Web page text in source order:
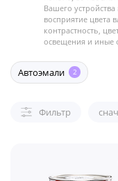
Вашего
восприятие цвета
контрастность,
освещения и иные
Автоэмали 2
Фильтр